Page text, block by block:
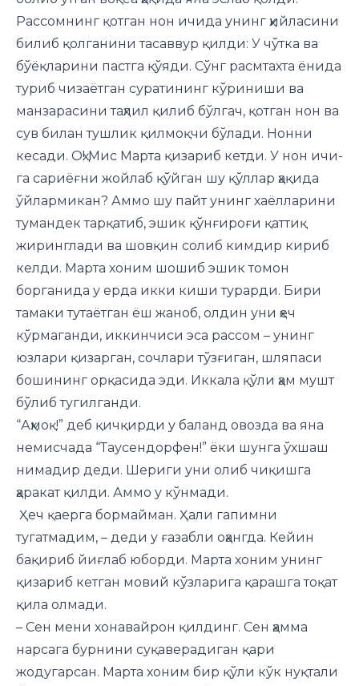
Рассомнинг қотган нон ичида унинг ҳийла­сини
билиб қолганини тасаввур қилди: У чўтка ва
бўёқларини пастга қўяди. Сўнг расмтахта ёнида
туриб чизаётган суратининг кўриниши ва
манзарасини таҳлил қилиб бўлгач, қотган нон ва
сув билан тушлик қилмоқчи бўлади. Нонни
кесади. Оҳ! Мис Марта қизариб кетди. У нон ичи­
га сариёғни жойлаб қўйган шу қўллар ҳақида
ўйлармикан? Аммо шу пайт унинг хаёлларини
тумандек тарқатиб, эшик қўнғироғи қаттиқ
жиринглади ва шовқин солиб кимдир кириб
келди. Марта хоним шошиб эшик томон
борганида у ерда икки киши турарди. Бири
тамаки тутаётган ёш жаноб, олдин уни ҳеч
кўрмаганди, иккинчиси эса рассом – унинг
юзлари қизарган, сочлари тўзғиган, шляпаси
бошининг орқасида эди. Иккала қўли ҳам мушт
бўлиб тугилганди.
“Аҳмоқ!” деб қичқирди у баланд овозда ва яна
немисчада “Таусендорфен!” ёки шунга ўхшаш
нимадир деди. Шериги уни олиб чиқишга
ҳаракат қилди. Аммо у кўнмади.
­ Ҳеч қаерга бормайман. Ҳали гапимни
тугатмадим, – деди у ғазабли оҳангда. Кейин
бақириб йиғлаб юборди. Марта хоним унинг
қизариб кетган мовий кўзларига қарашга тоқат
қила олмади.
– Сен мени хонавайрон қилдинг. Сен ҳамма
нарсага бурнини суқаверадиган қари
жодугарсан. Марта хоним бир қўли кўк нуқтали